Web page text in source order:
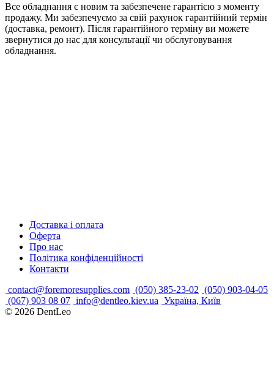
Все обладнання є новим та забезпечене гарантією з моменту
продажу. Ми забезпечуємо за свій рахунок гарантійний термін
(доставка, ремонт). Після гарантійного терміну ви можете
звернутися до нас для консультації чи обслуговування
обладнання.
Доставка і оплата
Оферта
Про нас
Політика конфіденційності
Контакти
contact@foremoresupplies.com (050) 385-23-02 (050) 903-04-05
(067) 903 08 07 info@dentleo.kiev.ua Україна, Київ
© 2026 DentLeo